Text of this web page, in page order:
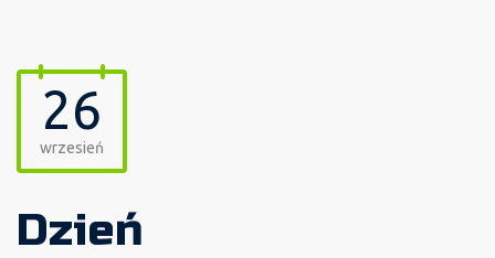
26
wrzesień
Dzień